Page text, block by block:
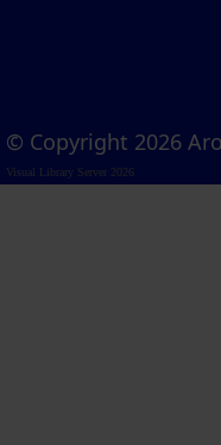
© Copyright 2026
Visual Library Server 2026